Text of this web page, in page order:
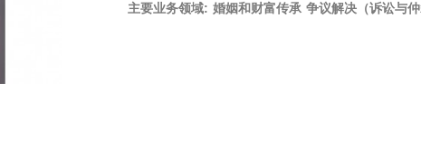
主要业务领域: 婚姻和财富传承 争议解决（诉讼与仲